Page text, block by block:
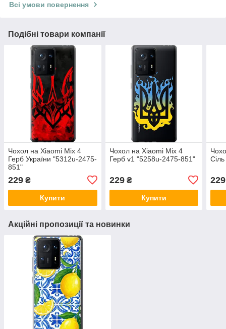
Всі умови повернення
Подібні товари компанії
Чохол на Xiaomi Mix 4
Герб України "5312u-2475-
851"
229 ₴
Купити
Чохол на Xiaomi Mix 4
Герб v1 "5258u-2475-851"
229₴
Купити
229
Акційні пропозиції та новинки